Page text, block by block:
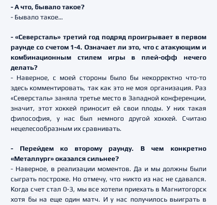
- А что, бывало такое?
- Бывало такое…
- «Северсталь» третий год подряд проигрывает в первом
раунде со счетом 1-4. Означает ли это, что с атакующим и
комбинационным стилем игры в плей-офф нечего
делать?
- Наверное, с моей стороны было бы некорректно что-то
здесь комментировать, так как это не моя организация. Раз
«Северсталь» заняла третье место в Западной конференции,
значит, этот хоккей приносит ей свои плоды. У них такая
философия, у нас был немного другой хоккей. Считаю
нецелесообразным их сравнивать.
- Перейдем ко второму раунду. В чем конкретно
«Металлург» оказался сильнее?
- Наверное, в реализации моментов. Да и мы должны были
сыграть построже. Но отмечу, что никто из нас не сдавался.
Когда счет стал 0-3, мы все хотели приехать в Магнитогорск
хотя бы на еще один матч. И у нас получилось выиграть в